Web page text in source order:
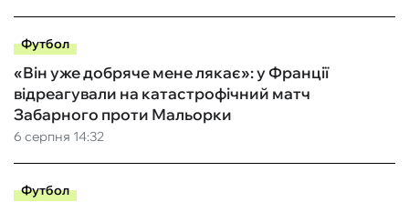
Футбол
6 серпня 14:32
«Він уже добряче мене лякає»: у Франції
відреагували на катастрофічний матч
Забарного проти Мальорки
Футбол